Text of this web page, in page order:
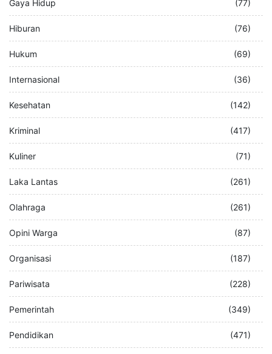
Gaya Hidup (77)
Hiburan (76)
Hukum (69)
Internasional (36)
Kesehatan (142)
Kriminal (417)
Kuliner (71)
Laka Lantas (261)
Olahraga (261)
Opini Warga (87)
Organisasi (187)
Pariwisata (228)
Pemerintah (349)
Pendidikan (471)